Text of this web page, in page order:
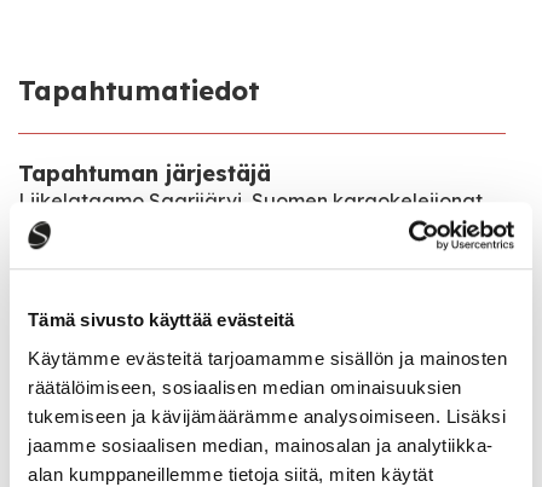
Tämä sivusto käyttää evästeitä
Käytämme evästeitä tarjoamamme sisällön ja mainosten
räätälöimiseen, sosiaalisen median ominaisuuksien
tukemiseen ja kävijämäärämme analysoimiseen. Lisäksi
jaamme sosiaalisen median, mainosalan ja analytiikka-
alan kumppaneillemme tietoja siitä, miten käytät
Tapahtumatiedot
Tapahtuman järjestäjä
Liikelataamo Saarijärvi, Suomen karaokeleijonat
Tapahtumapaikka
43100 Saarijärvi
Katso kaikki tapahtumat